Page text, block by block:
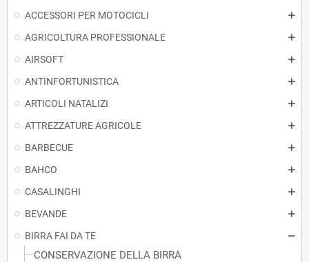
ACCESSORI PER MOTOCICLI
AGRICOLTURA PROFESSIONALE
AIRSOFT
ANTINFORTUNISTICA
ARTICOLI NATALIZI
ATTREZZATURE AGRICOLE
BARBECUE
BAHCO
CASALINGHI
BEVANDE
BIRRA FAI DA TE
CONSERVAZIONE DELLA BIRRA